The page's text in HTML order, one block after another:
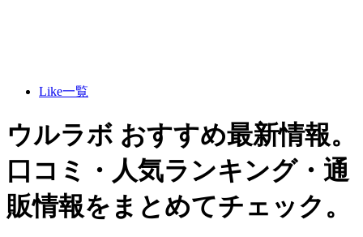
Like一覧
ウルラボ おすすめ最新情報。
口コミ・人気ランキング・通
販情報をまとめてチェック。